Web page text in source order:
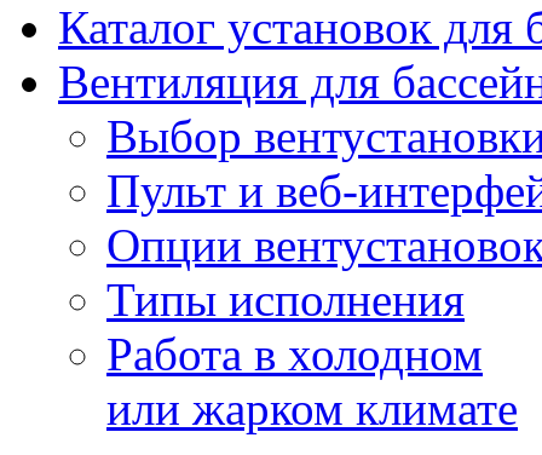
Каталог установок для
Вентиляция для
Выбор
Пульт и веб-
Опции
Типы исполнения
Работа в холодном
или жарком климате